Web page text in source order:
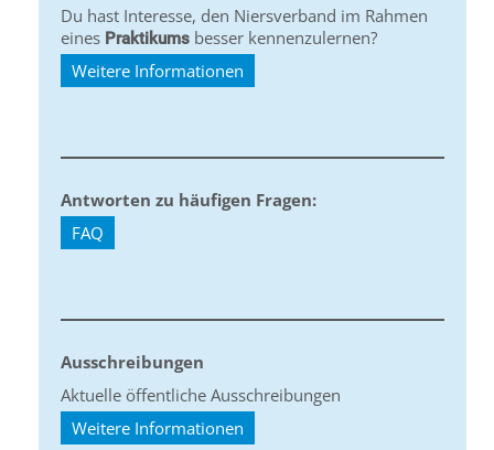
Du hast Interesse, den Niersverband im Rahmen
eines Praktikums besser kennenzulernen?
Weitere Informationen
Antworten zu häufigen Fragen:
FAQ
Ausschreibungen
Aktuelle öffentliche Ausschreibungen
Weitere Informationen